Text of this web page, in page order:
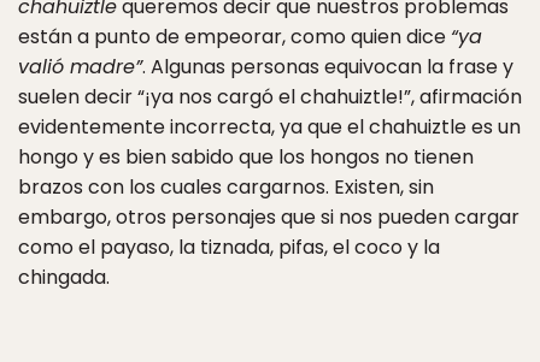
chahuiztlequeremos decir que nuestros problemas
están a punto de empeorar, como quien dice “ya
valió madre”. Algunas personas equivocan la frase y
suelen decir “¡ya nos cargó el chahuiztle!”, afirmación
evidentemente incorrecta, ya que el chahuiztle es un
hongo y es bien sabido que los hongos no tienen
brazos con los cuales cargarnos. Existen, sin
embargo, otros personajes que si nos pueden cargar
como el payaso, la tiznada, pifas, el coco y la
chingada.